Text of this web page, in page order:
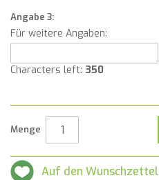
Angabe 3:
Für weitere Angaben:
Characters left: 350
Menge
Auf den Wunschzettel